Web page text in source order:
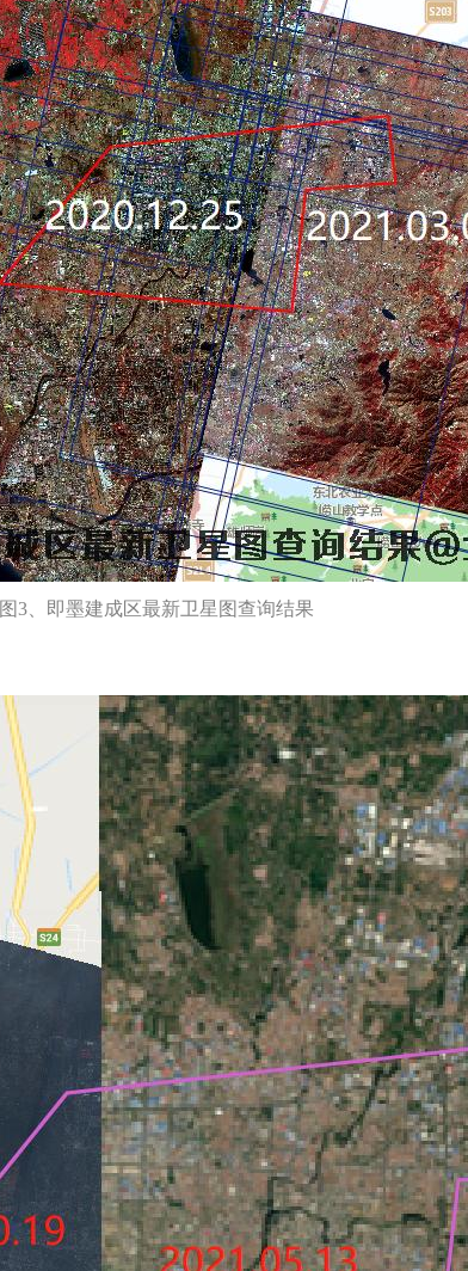
图3、即墨建成区最新卫星图查询结果